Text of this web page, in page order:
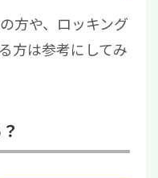
方や、ロッキング
方は参考にしてみ